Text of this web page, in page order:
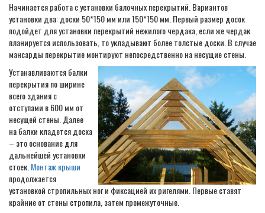
Начинается работа с установки балочных перекрытий. Вариантов
установки два: доски 50*150 мм или 150*150 мм. Первый размер досок
подойдет для установки перекрытий нежилого чердака, если же чердак
планируется использовать, то укладывают более толстые доски. В случае
мансарды перекрытие монтируют непосредственно на несущие стены.
Устанавливаются балки
перекрытия по ширине
всего здания с
отступами в 600 мм от
несущей стены. Далее
на балки кладется доска
– это основание для
дальнейшей установки
стоек. Монтаж крыши
продолжается
установкой стропильных ног и фиксацией их ригелями. Первые ставят
крайние от стены стропила, затем промежуточные.